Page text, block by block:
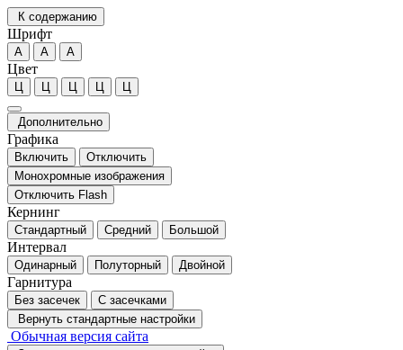
К содержанию
Шрифт
А А А
Цвет
Ц Ц Ц Ц Ц
Дополнительно
Графика
Включить
Отключить
Монохромные изображения
Отключить Flash
Кернинг
Стандартный Средний Большой
Интервал
Одинарный Полуторный Двойной
Гарнитура
Без засечек
С засечками
Вернуть стандартные настройки
Обычная версия сайта